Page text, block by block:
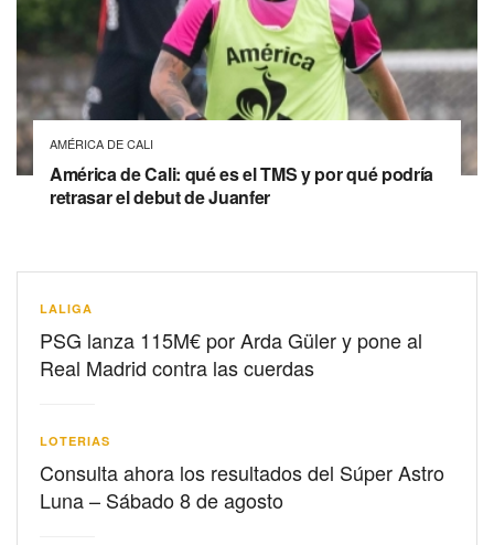
AMÉRICA DE CALI
América de Cali: qué es el TMS y por qué podría
retrasar el debut de Juanfer
LALIGA
PSG lanza 115M€ por Arda Güler y pone al
Real Madrid contra las cuerdas
LOTERIAS
Consulta ahora los resultados del Súper Astro
Luna – Sábado 8 de agosto